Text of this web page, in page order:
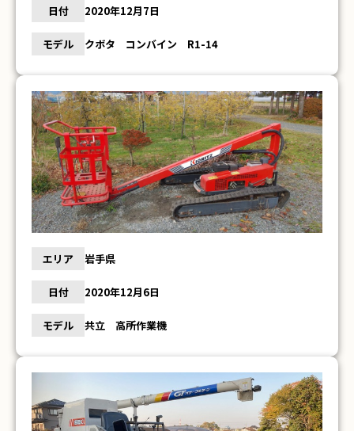
日付 2020年12月7日
モデル クボタ コンバイン R1-14
エリア 岩手県
日付 2020年12月6日
モデル 共立 高所作業機